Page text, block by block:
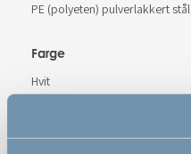
PE (polyeten) pulverlakkert stål
Farge
Hvit